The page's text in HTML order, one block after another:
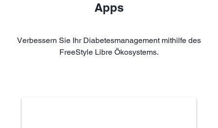
Apps
Verbessern Sie Ihr Diabetesmanagement mithilfe des
FreeStyle Libre Ökosystems.